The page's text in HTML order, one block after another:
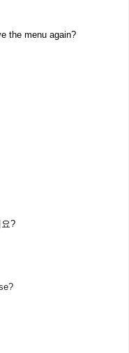
the menu again?
?